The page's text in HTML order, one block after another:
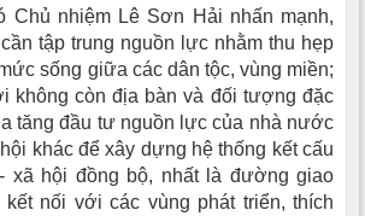
Chủ nhiệm Lê Sơn Hải nhấn mạnh,
tập trung nguồn lực nhằm thu hẹp
sống giữa các dân tộc, vùng miền;
không còn địa bàn và đối tượng đặc
tăng đầu tư nguồn lực của nhà nước
khác để xây dựng hệ thống kết cấu
xã hội đồng bộ, nhất là đường giao
kết nối với các vùng phát triển, thích